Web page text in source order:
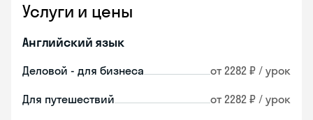
Услуги и цены
Английский язык
Деловой - для бизнеса от 2282 ₽ / урок
Для путешествий от 2282 ₽ / урок